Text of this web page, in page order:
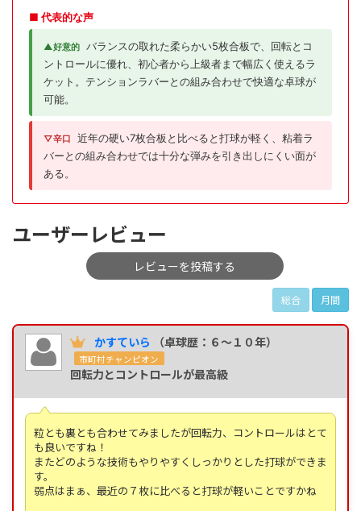
■ 代表的な声
▲好意的 バランスの取れた柔らかい5枚合板で、回転とコ
ントロールに優れ、初心者から上級者まで幅広く使えるラ
ケット。テンションラバーとの組み合わせで快適な卓球が
可能。
▽辛口
近年の硬い7枚合板と比べると打球が軽く、粘着ラ
バーとの組み合わせでは十分な弾みを引き出しにくい面が
ある。
ユーザーレビュー
レビューを投稿する
総合 月間
かすていら （卓球歴：６～１０年）
市町村チャンピオン
回転力とコントロールが最高級
粒とも裏とも合わせてみましたが回転力、コントロールはとて
も良いですね！
またどのような技術もやりやすくしっかりとした打球ができま
す。
弱点はまぁ、最近の７枚に比べると打球が軽いことですかね